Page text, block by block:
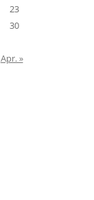
23
30
Apr. »